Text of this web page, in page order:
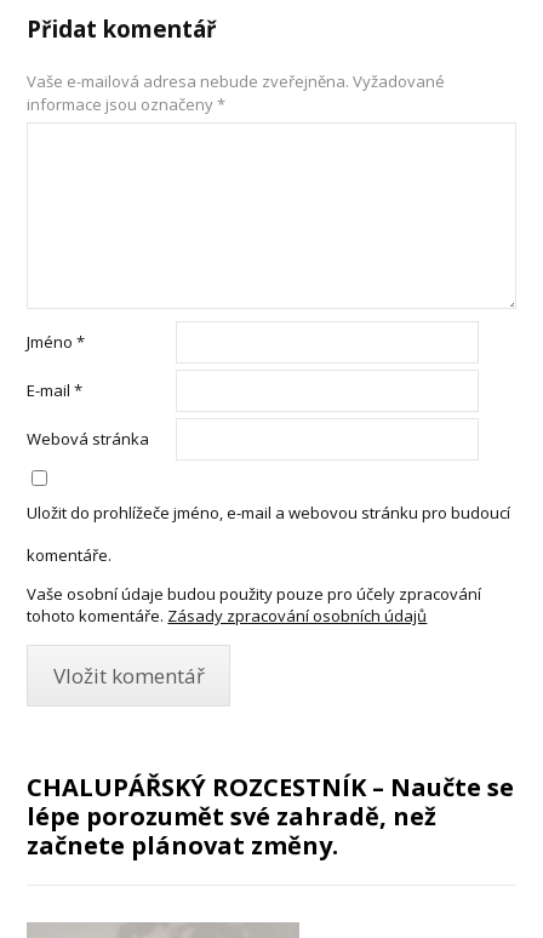
Přidat komentář
Vaše e-mailová adresa nebude zveřejněna. Vyžadované
informace jsou označeny*
Jméno*
E-mail*
Webová stránka
Uložit do prohlížeče jméno, e-mail a webovou stránku pro budoucí
komentáře.
Vaše osobní údaje budou použity pouze pro účely zpracování
tohoto komentáře. Zásady zpracování osobních údajů
CHALUPÁŘSKÝ ROZCESTNÍK – Naučte se
lépe porozumět své zahradě, než
začnete plánovat změny.